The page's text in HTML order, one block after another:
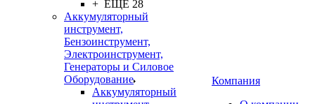
+ ЕЩЕ 28
Аккумуляторный
инструмент,
Бензоинструмент,
Электроинструмент,
Генераторы и Силовое
Оборудование
Аккумуляторный
Компания